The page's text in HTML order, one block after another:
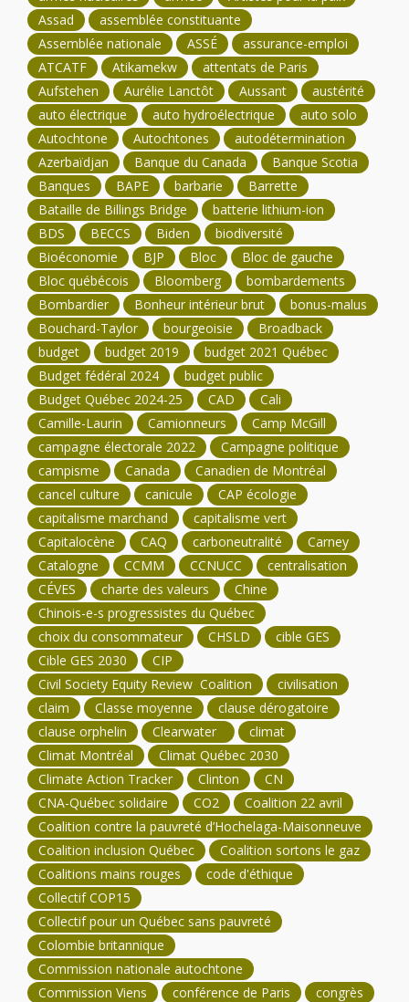
Assad
assemblée constituante
Assemblée nationale
ASSÉ
assurance-emploi
ATCATF
Atikamekw
attentats de Paris
Aufstehen
Aurélie Lanctôt Aussant
austérité
auto électrique
auto hydroélectrique
auto solo
Autochtone
Autochtones
autodétermination
Azerbaïdjan
Banque du Canada
Banque Scotia
Banques
BAPE barbarie
Barrette
Bataille de Billings Bridge
batterie lithium-ion
BDS
BECCS Biden
biodiversité
Bioéconomie
BJP Bloc
Bloc de gauche
Bloc québécois
Bloomberg
bombardements
Bombardier
Bonheur intérieur brut
bonus-malus
Bouchard-Taylor
bourgeoisie
Broadback
budget
budget 2019
budget 2021 Québec
Budget fédéral 2024
budget public
Budget Québec 2024-25
CAD
Cali
Camille-Laurin
Camionneurs
Camp McGill
campagne électorale 2022
Campagne politique
campisme
Canada
Canadien de Montréal
cancel culture
canicule
CAP écologie
capitalisme marchand
capitalisme vert
Capitalocène
CAQ carboneutralité
Carney
Catalogne
CCMM CCNUCC
centralisation
CÉVES
charte des valeurs
Chine
Chinois-e-s progressistes du Québec
choix du consommateur
CHSLD
cible GES
Cible GES 2030
CIP
Civil Society Equity Review Coalition
civilisation
claim
Classe moyenne
clause dérogatoire
clause orphelin
Clearwater
climat
Climat Montréal
Climat Québec 2030
Climate Action Tracker
Clinton
CN
CNA-Québec solidaire
CO2
Coalition 22 avril
Coalition contre la pauvreté d’Hochelaga-Maisonneuve
Coalition inclusion Québec
Coalition sortons le gaz
Coalitions mains rouges
code d'éthique
Collectif COP15
Collectif pour un Québec sans pauvreté
Colombie britannique
Commission nationale autochtone
Commission Viens
conférence de Paris
congrès